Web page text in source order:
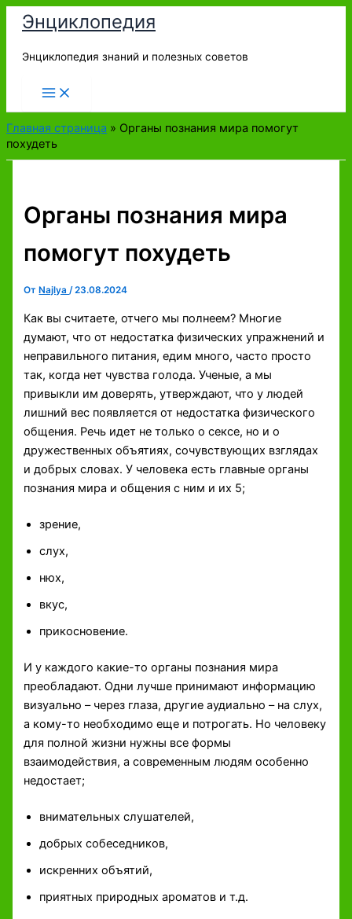
Перейти
содержимому
Энциклопедия
Энциклопедия знаний и полезных советов
Главная страница » Органы познания мира помогут
похудеть
Органы познания мира
помогут похудеть
От Najlya/23.08.2024
Как вы считаете, отчего мы полнеем? Многие
думают, что от недостатка физических упражнений и
неправильного питания, едим много, часто просто
так, когда нет чувства голода. Ученые, а мы
привыкли им доверять, утверждают, что у людей
лишний вес появляется от недостатка физического
общения. Речь идет не только о сексе, но и о
дружественных объятиях, сочувствующих взглядах
и добрых словах. У человека есть главные органы
познания мира и общения с ним и их 5;
зрение,
слух,
нюх,
вкус,
прикосновение.
И у каждого какие-то органы познания мира
преобладают. Одни лучше принимают информацию
визуально – через глаза, другие аудиально – на слух,
а кому-то необходимо еще и потрогать. Но человеку
для полной жизни нужны все формы
взаимодействия, а современным людям особенно
недостает;
внимательных слушателей,
добрых собеседников,
искренних объятий,
приятных природных ароматов и т.д.